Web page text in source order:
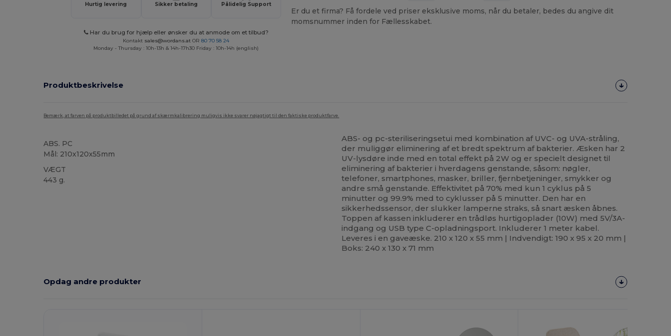
Hurtig levering Sikker betaling Pålidelig Support
Har du brug for hjælp eller ønsker du at anmode om et tilbud?
Kontakt sales@wordans.at OR80 70 58 24
Monday - Thursday : 10h-13h & 14h-17h30 Friday : 10h-14h (english)
Er du et firma? Få fordele ved priser eksklusive moms, når du betaler, bedes du angive dit
momsnummer inden for Fællesskabet.
Produktbeskrivelse
Bemærk, at farven på produktbilledet på grund af skærmkalibrering muligvis ikke svarer nøjagtigt til den faktiske produktfarve.
ABS. PC
Mål: 210x120x55mm
VÆGT
443 g.
ABS- og pc-steriliseringsetui med kombination af UVC- og UVA-stråling,
der muliggør eliminering af et bredt spektrum af bakterier. Æsken har 2
UV-lysdøre inde med en total effekt på 2W og er specielt designet til
eliminering af bakterier i hverdagens genstande, såsom: nøgler,
telefoner, smartphones, masker, briller, fjernbetjeninger, smykker og
andre små genstande. Effektivitet på 70% med kun 1 cyklus på 5
minutter og 99.9% med to cyklusser på 5 minutter. Den har en
sikkerhedssensor, der slukker lamperne straks, så snart æsken åbnes.
Toppen af ​​kassen inkluderer en trådløs hurtigoplader (10W) med 5V/3A-
indgang og USB type C-opladningsport. Inkluderer 1 meter kabel.
Leveres i en gaveæske. 210 x 120 x 55 mm | Indvendigt: 190 x 95 x 20 mm |
Boks: 240 x 130 x 71 mm
Opdag andre produkter